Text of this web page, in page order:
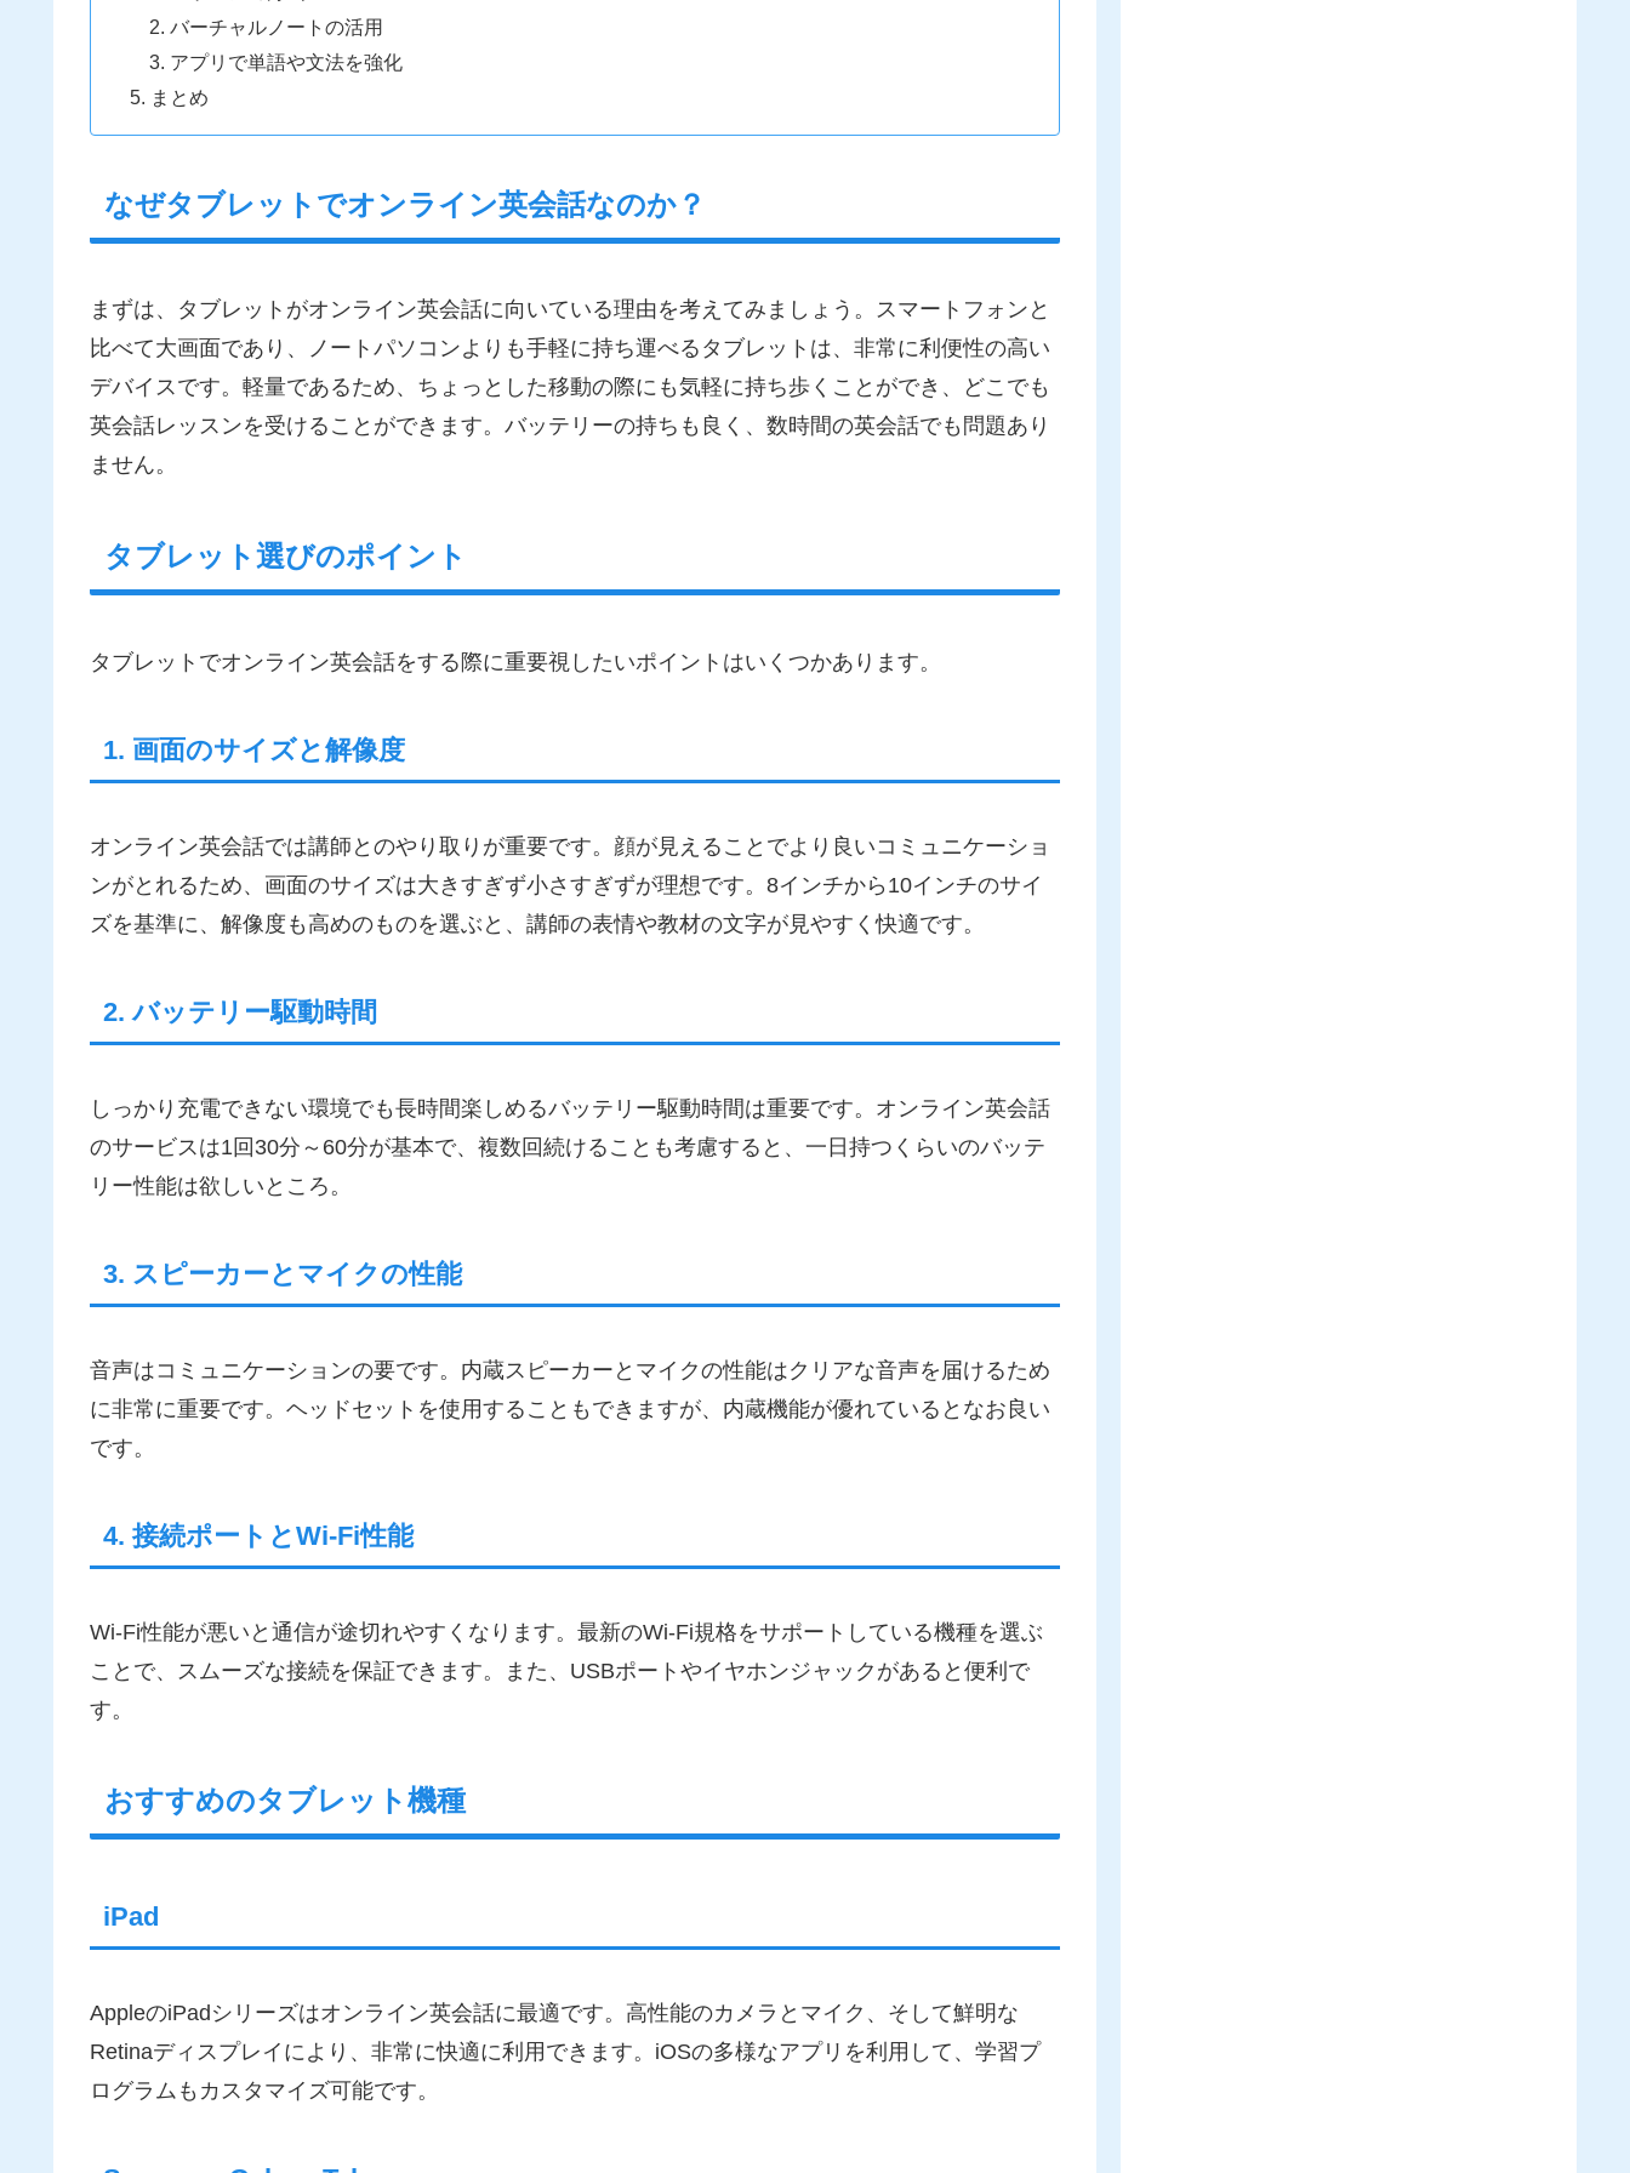
バーチャルノートの活用
アプリで単語や文法を強化
まとめ
なぜタブレットでオンライン英会話なのか？
まずは、タブレットがオンライン英会話に向いている理由を考えてみましょう。スマートフォンと
比べて大画面であり、ノートパソコンよりも手軽に持ち運べるタブレットは、非常に利便性の高い
デバイスです。軽量であるため、ちょっとした移動の際にも気軽に持ち歩くことができ、どこでも
英会話レッスンを受けることができます。バッテリーの持ちも良く、数時間の英会話でも問題あり
ません。
タブレット選びのポイント
タブレットでオンライン英会話をする際に重要視したいポイントはいくつかあります。
1. 画面のサイズと解像度
オンライン英会話では講師とのやり取りが重要です。顔が見えることでより良いコミュニケーショ
ンがとれるため、画面のサイズは大きすぎず小さすぎずが理想です。8インチから10インチのサイ
ズを基準に、解像度も高めのものを選ぶと、講師の表情や教材の文字が見やすく快適です。
2. バッテリー駆動時間
しっかり充電できない環境でも長時間楽しめるバッテリー駆動時間は重要です。オンライン英会話
のサービスは1回30分～60分が基本で、複数回続けることも考慮すると、一日持つくらいのバッテ
リー性能は欲しいところ。
3. スピーカーとマイクの性能
音声はコミュニケーションの要です。内蔵スピーカーとマイクの性能はクリアな音声を届けるため
に非常に重要です。ヘッドセットを使用することもできますが、内蔵機能が優れているとなお良い
です。
4. 接続ポートとWi-Fi性能
Wi-Fi性能が悪いと通信が途切れやすくなります。最新のWi-Fi規格をサポートしている機種を選ぶ
ことで、スムーズな接続を保証できます。また、USBポートやイヤホンジャックがあると便利で
す。
おすすめのタブレット機種
iPad
AppleのiPadシリーズはオンライン英会話に最適です。高性能のカメラとマイク、そして鮮明な
Retinaディスプレイにより、非常に快適に利用できます。iOSの多様なアプリを利用して、学習プ
ログラムもカスタマイズ可能です。